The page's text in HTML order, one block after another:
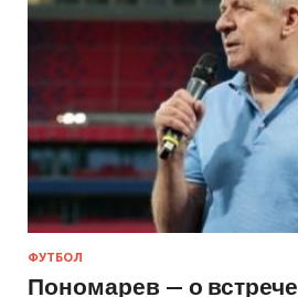
ФУТБОЛ
Пономарев — о встрече